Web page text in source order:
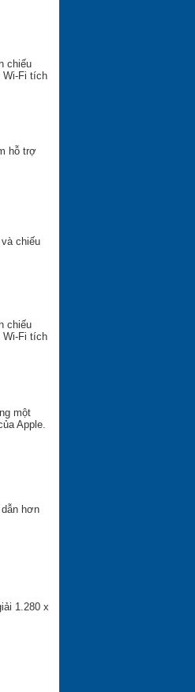
chiếu
Wi-Fi tích
hỗ trợ
chiếu
chiếu
Wi-Fi tích
một
Apple.
hơn
1.280 x